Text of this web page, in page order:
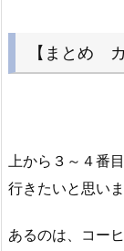
【まとめ
上から３～４番
行きたいと思いま
あるのは、コー